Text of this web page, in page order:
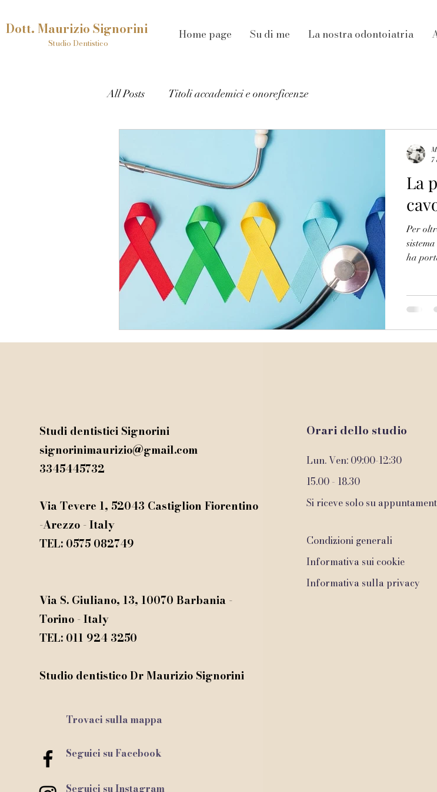
Dott. Maurizio Signorini
Studio Dentistico
Home page Su di me La nostra odontoiatria
All Posts Titoli accademici e onoreficenze
La
Per
ha
7
©2020 di Dr. Maurizio Signorini medico
Studi dentistici Signorini
signorinimaurizio@gmail.com
3345445732
Via Tevere 1, 52043 Castiglion Fiorentino
-Arezzo - Italy
TEL: 0575 082749
Via S. Giuliano, 13, 10070 Barbania -
Torino - Italy
TEL: 011 924 3250
Studio dentistico Dr Maurizio Signorini​
Trovaci sulla mappa
Seguici su Facebook
Seguici su Instagram
Orari dello studio
Lun. Ven: 09:00-12:30
15.00 - 18.30
Si riceve solo su
Condizioni generali
Informativa sui cookie
Informativa sulla privacy